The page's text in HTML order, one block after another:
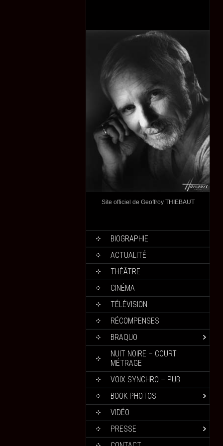
Site officiel de Geoffroy THIEBAUT
BIOGRAPHIE
ACTUALITÉ
THÉÂTRE
CINÉMA
TÉLÉVISION
RÉCOMPENSES
BRAQUO
NUIT NOIRE – COURT
MÉTRAGE
VOIX SYNCHRO – PUB
BOOK PHOTOS
VIDÉO
PRESSE